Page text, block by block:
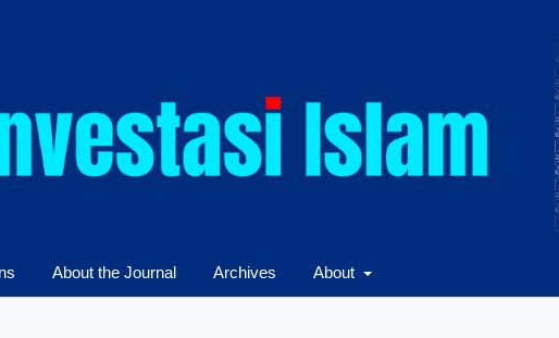
About the Journal Archives About